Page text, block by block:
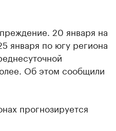
20 января на
января по югу региона
Об этом сообщили
прогнозируется